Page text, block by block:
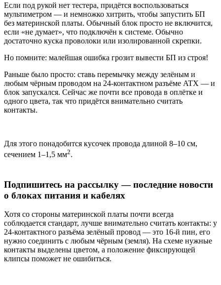
Если под рукой нет тестера, придётся воспользоваться
мультиметром — и немножко хитрить, чтобы запустить БП
без материнской платы. Обычный блок просто не включится,
если «не думает», что подключён к системе. Обычно
достаточно куска проволоки или изолированной скрепки.
Но помните: малейшая ошибка грозит вывести БП из строя!
Раньше было просто: ставь перемычку между зелёным и
любым чёрным проводом на 24-контактном разъёме ATX — и
блок запускался. Сейчас же почти все провода в оплётке и
одного цвета, так что придётся внимательно считать
контакты.
Для этого понадобится кусочек провода длиной 8–10 см,
сечением 1–1,5 мм2.
Подпишитесь на рассылку — последние новости
о блоках питания и кабелях
Хотя со стороны материнской платы почти всегда
соблюдается стандарт, лучше внимательно считать контакты: у
24-контактного разъёма зелёный провод — это 16-й пин, его
нужно соединить с любым чёрным (земля). На схеме нужные
контакты выделены цветом, а положение фиксирующей
клипсы поможет не ошибиться.